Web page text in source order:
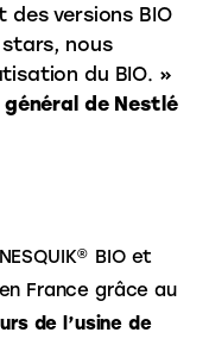
des versions BIO
nous
du BIO. »
de Nestlé
BIO et
France grâce au
de l’usine de